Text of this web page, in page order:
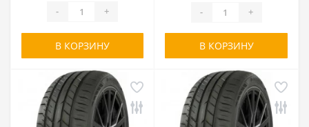
- +
В КОРЗИНУ
- +
В КОРЗИНУ